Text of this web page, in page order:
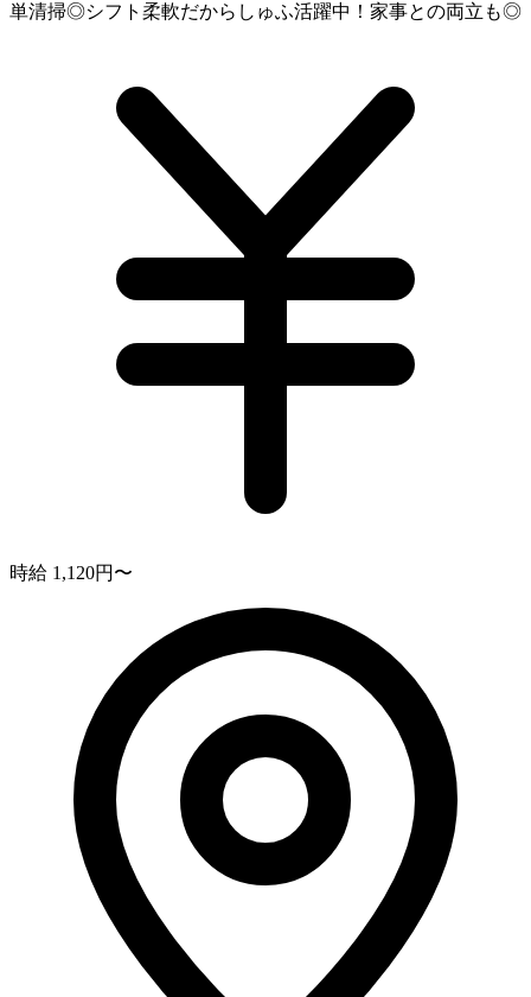
単清掃◎シフト柔軟だからしゅふ活躍中！家事との両立も◎
時給 1,120円〜